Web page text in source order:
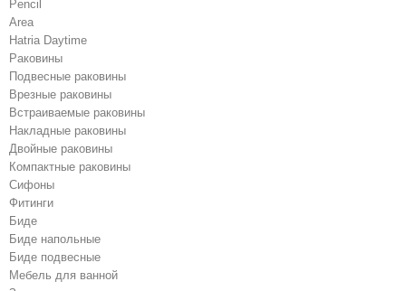
Pencil
Area
Hatria Daytime
Раковины
Подвесные раковины
Врезные раковины
Встраиваемые раковины
Накладные раковины
Двойные раковины
Компактные раковины
Сифоны
Фитинги
Биде
Биде напольные
Биде подвесные
Мебель для ванной